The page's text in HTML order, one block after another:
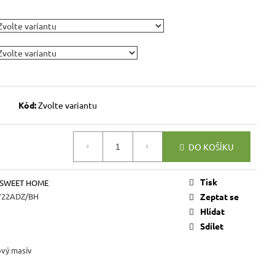
Kód:Zvolte variantu
DO KOŠÍKU
HOME
BH
masív
Tisk
Zeptat se
Hlídat
Sdílet